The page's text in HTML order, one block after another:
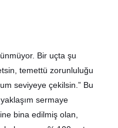
Bir uçta şu
temettü zorunluluğu
seviyeye çekilsin.” Bu
sermaye
bina edilmiş olan,